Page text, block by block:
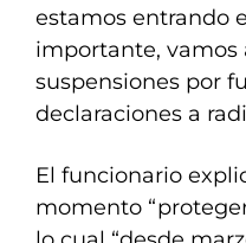
estamos entrando
importante, vamos
suspensiones por
declaraciones a
El funcionario
momento